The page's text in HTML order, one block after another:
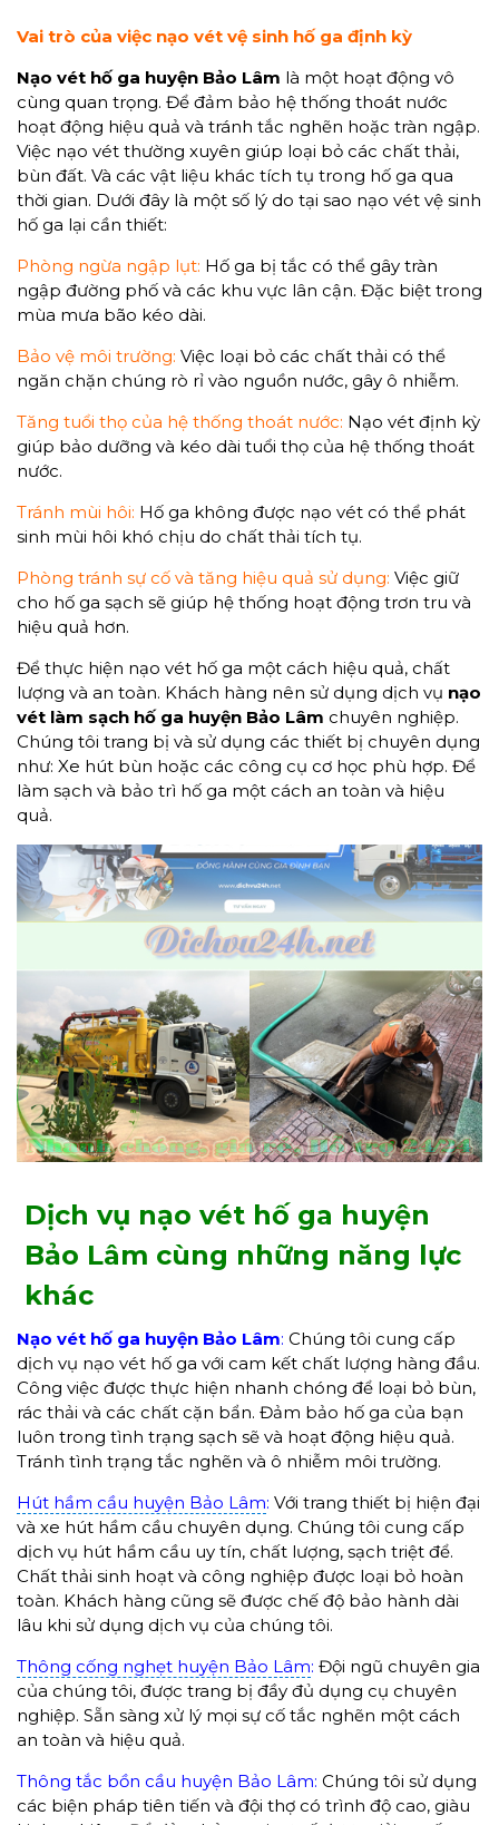
Vai trò của việc nạo vét vệ sinh hố ga định kỳ
Nạo vét hố ga huyện Bảo Lâm là một hoạt động vô
cùng quan trọng. Để đảm bảo hệ thống thoát nước
hoạt động hiệu quả và tránh tắc nghẽn hoặc tràn ngập.
Việc nạo vét thường xuyên giúp loại bỏ các chất thải,
bùn đất. Và các vật liệu khác tích tụ trong hố ga qua
thời gian. Dưới đây là một số lý do tại sao nạo vét vệ sinh
hố ga lại cần thiết:
Phòng ngừa ngập lụt: Hố ga bị tắc có thể gây tràn
ngập đường phố và các khu vực lân cận. Đặc biệt trong
mùa mưa bão kéo dài.
Bảo vệ môi trường: Việc loại bỏ các chất thải có thể
ngăn chặn chúng rò rỉ vào nguồn nước, gây ô nhiễm.
Tăng tuổi thọ của hệ thống thoát nước: Nạo vét định kỳ
giúp bảo dưỡng và kéo dài tuổi thọ của hệ thống thoát
nước.
Tránh mùi hôi: Hố ga không được nạo vét có thể phát
sinh mùi hôi khó chịu do chất thải tích tụ.
Phòng tránh sự cố và tăng hiệu quả sử dụng: Việc giữ
cho hố ga sạch sẽ giúp hệ thống hoạt động trơn tru và
hiệu quả hơn.
Để thực hiện nạo vét hố ga một cách hiệu quả, chất
lượng và an toàn. Khách hàng nên sử dụng dịch vụ nạo
vét làm sạch hố ga huyện Bảo Lâm chuyên nghiệp.
Chúng tôi trang bị và sử dụng các thiết bị chuyên dụng
như: Xe hút bùn hoặc các công cụ cơ học phù hợp. Để
làm sạch và bảo trì hố ga một cách an toàn và hiệu
quả.
Dịch vụ nạo vét hố ga huyện
Bảo Lâm cùng những năng lực
khác
Nạo vét hố ga huyện Bảo Lâm: Chúng tôi cung cấp
dịch vụ nạo vét hố ga với cam kết chất lượng hàng đầu.
Công việc được thực hiện nhanh chóng để loại bỏ bùn,
rác thải và các chất cặn bẩn. Đảm bảo hố ga của bạn
luôn trong tình trạng sạch sẽ và hoạt động hiệu quả.
Tránh tình trạng tắc nghẽn và ô nhiễm môi trường.
Hút hầm cầu huyện Bảo Lâm: Với trang thiết bị hiện đại
và xe hút hầm cầu chuyên dụng. Chúng tôi cung cấp
dịch vụ hút hầm cầu uy tín, chất lượng, sạch triệt để.
Chất thải sinh hoạt và công nghiệp được loại bỏ hoàn
toàn. Khách hàng cũng sẽ được chế độ bảo hành dài
lâu khi sử dụng dịch vụ của chúng tôi.
Thông cống nghẹt huyện Bảo Lâm: Đội ngũ chuyên gia
của chúng tôi, được trang bị đầy đủ dụng cụ chuyên
nghiệp. Sẵn sàng xử lý mọi sự cố tắc nghẽn một cách
an toàn và hiệu quả.
Thông tắc bồn cầu huyện Bảo Lâm: Chúng tôi sử dụng
các biện pháp tiên tiến và đội thợ có trình độ cao, giàu